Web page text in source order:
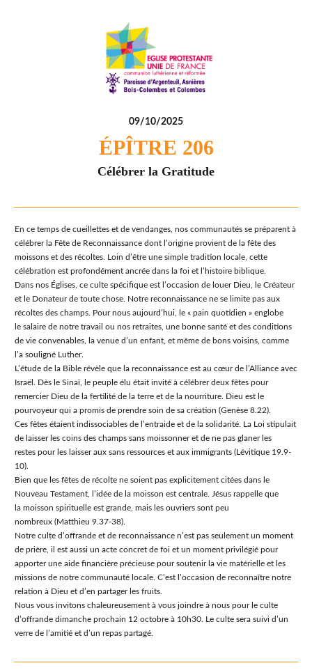
09/10/2025
ÉPÎTRE 206
Célébrer la Gratitude
En ce temps de cueillettes et de vendanges, nos communautés se préparent à
célébrer la Fête de Reconnaissance dont l’origine provient de la fête des
moissons et des récoltes. Loin d’être une simple tradition locale, cette
célébration est profondément ancrée dans la foi et l’histoire biblique.
Dans nos Églises, ce culte spécifique est l’occasion de louer Dieu, le Créateur
et le Donateur de toute chose. Notre reconnaissance ne se limite pas aux
récoltes des champs. Pour nous aujourd’hui, le « pain quotidien » englobe
le salaire de notre travail ou nos retraites, une bonne santé et des conditions
de vie convenables, la venue d’un enfant, et même de bons voisins, comme
l’a souligné Luther.
L’étude de la Bible révèle que la reconnaissance est au cœur de l’Alliance avec
Israël. Dès le Sinaï, le peuple élu était invité à célébrer deux fêtes pour
remercier Dieu de la fertilité de la terre et de la nourriture. Dieu est le
pourvoyeur qui a promis de prendre soin de sa création (Genèse 8.22).
Ces fêtes étaient indissociables de l’entraide et de la solidarité. La Loi stipulait
de laisser les coins des champs sans moissonner et de ne pas glaner les
restes pour les laisser aux sans ressources et aux immigrants (Lévitique 19.9-
10).
Bien que les fêtes de récolte ne soient pas explicitement citées dans le
Nouveau Testament, l’idée de la moisson est centrale. Jésus rappelle que
la moisson spirituelle est grande, mais les ouvriers sont peu
nombreux (Matthieu 9.37-38).
Notre culte d’offrande et de reconnaissance n’est pas seulement un moment
de prière, il est aussi un acte concret de foi et un moment privilégié pour
apporter une aide financière précieuse pour soutenir la vie matérielle et les
missions de notre communauté locale. C’est l’occasion de reconnaître notre
relation à Dieu et d’en partager les fruits.
Nous vous invitons chaleureusement à vous joindre à nous pour le culte
d’offrande dimanche prochain 12 octobre à 10h30. Le culte sera suivi d’un
verre de l’amitié et d’un repas partagé.